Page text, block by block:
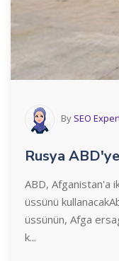
By SEO
Rusya
ABD, Afganistan'a
üssünü
üssünün, Afga
k...